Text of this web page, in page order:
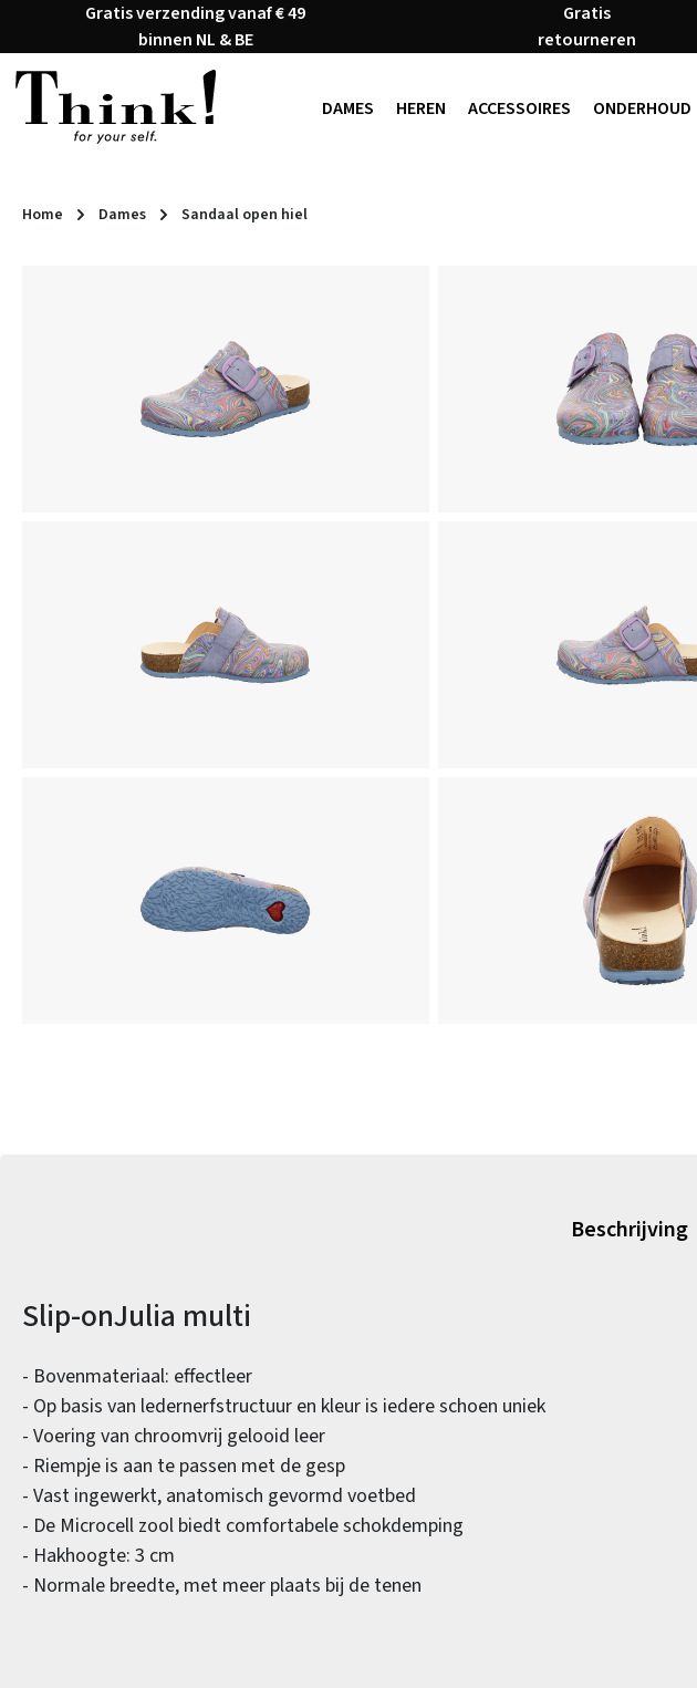
de hoofdinhoud
Ga naar de zoekopdracht
Ga naar de hoofdnavigatie
Gratis verzending vanaf € 49
binnen NL & BE
Gratis
retourneren
DAMES HEREN ACCESSOIRES ONDERHOUD
Home Dames Sandaal open hiel
Beschrijving
Productinformatie
Slip-onJulia multi
- Bovenmateriaal: effectleer
- Op basis van ledernerfstructuur en kleur is iedere schoen uniek
- Voering van chroomvrij gelooid leer
- Riempje is aan te passen met de gesp
- Vast ingewerkt, anatomisch gevormd voetbed
- De Microcell zool biedt comfortabele schokdemping
- Hakhoogte: 3 cm
- Normale breedte, met meer plaats bij de tenen